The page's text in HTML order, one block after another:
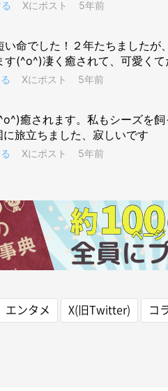
エンタメ X(旧Twitter) コ